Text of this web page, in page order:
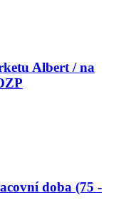
Albert / na
doba (75 -